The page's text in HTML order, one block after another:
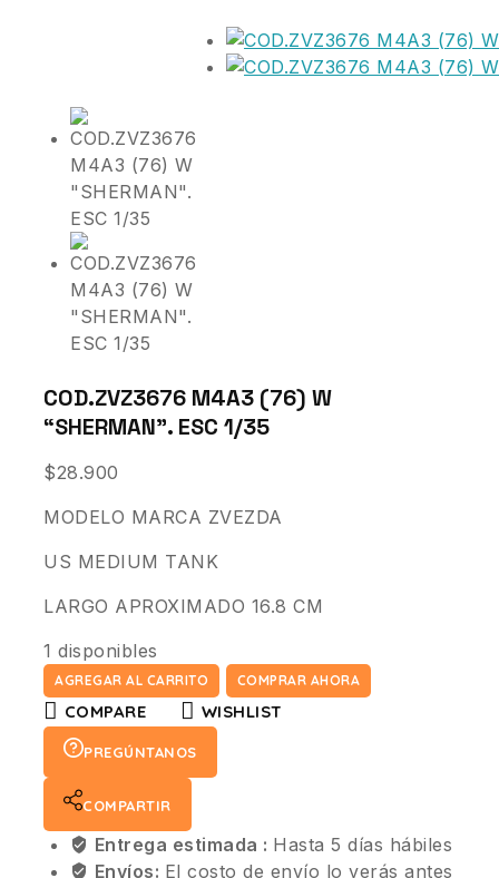
COD.ZVZ3676 M4A3 (76) W
“SHERMAN”. ESC 1/35
$28.900
MODELO MARCA ZVEZDA
US MEDIUM TANK
LARGO APROXIMADO 16.8 CM
1 disponibles
AGREGAR AL CARRITO COMPRAR AHORA
COMPARE WISHLIST
PREGÚNTANOS
COMPARTIR
Entrega estimada : Hasta 5 días hábiles
Envíos: El costo de envío lo verás antes